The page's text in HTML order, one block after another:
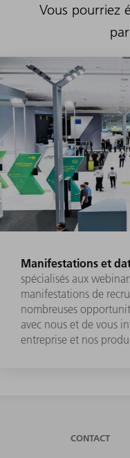
Vous pourriez
Manifestations et
spécialisés aux
manifestations de
nombreuses
avec nous et de vous
entreprise et nos
CONTACT